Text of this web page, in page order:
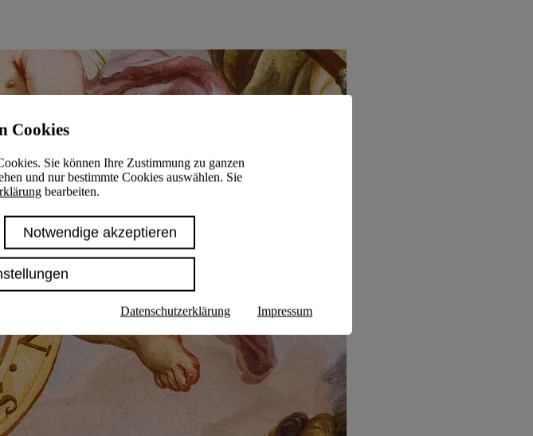
Cookies
Sie können Ihre Zustimmung zu ganzen
und nur bestimmte Cookies auswählen. Sie
bearbeiten.
Notwendige akzeptieren
Datenschutzerklärung Impressum